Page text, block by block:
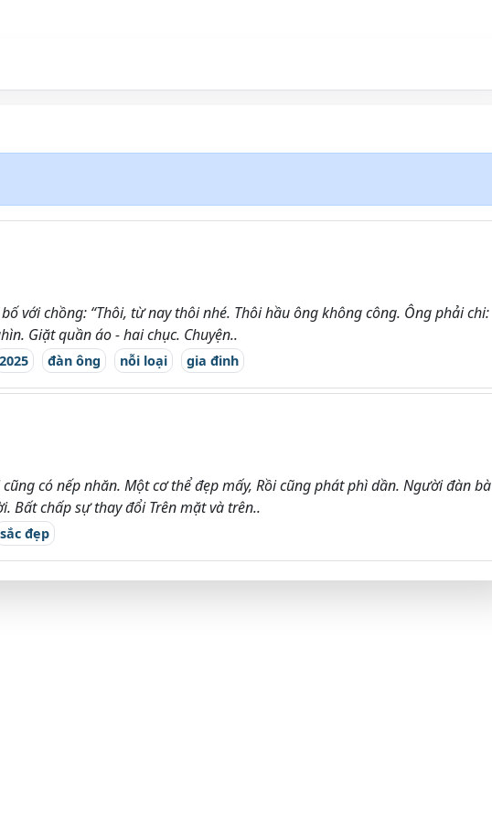
với chồng: “Thôi, từ nay thôi nhé. Thôi hầu ông không công. Ông phải chi:
Giặt quần áo - hai chục. Chuyện..
2025 đàn ông nỗi loại gia đinh
có nếp nhăn. Một cơ thể đẹp mấy, Rồi cũng phát phì dần. Người đàn bà
Bất chấp sự thay đổi Trên mặt và trên..
sắc đẹp